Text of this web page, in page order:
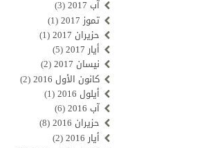
آب 2017
(3)
تموز 2017
(1)
حزيران 2017
(1)
أيار 2017
(5)
نيسان 2017
(2)
كانون الأول 2016
(2)
أيلول 2016
(1)
آب 2016
(6)
حزيران 2016
(8)
أيار 2016
(2)